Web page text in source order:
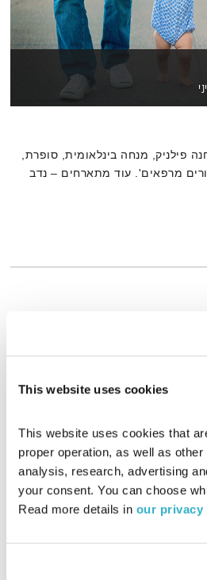
This website uses cookies
This website uses cookies that
proper operation, as well as
analysis, research, advertising
your consent. You can choose
Read more details in our privacy
פילניק, מנחה בינלאומית, סופרת,
מרפאים'. עוד מתארחים – נדב